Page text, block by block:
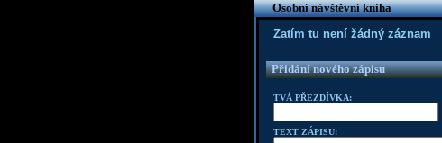
Osobní návštěvní kniha
Zatím tu není žádný záznam
Přidání nového zápisu
TVÁ PŘEZDÍVKA:
TEXT ZÁPISU: